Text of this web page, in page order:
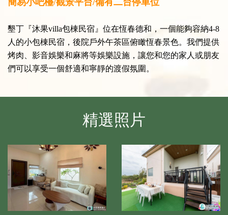
簡易小吧檯/觀景平台/備有二台停車位
墾丁『沐果villa包棟民宿』位在恆春德和，一個能夠容納4-8
人的小包棟民宿，後院戶外午茶區俯瞰恆春景色。我們提供
烤肉、影音娛樂和麻將等娛樂設施，讓您和您的家人或朋友
們可以享受一個舒適和寧靜的渡假氛圍。
精選照片